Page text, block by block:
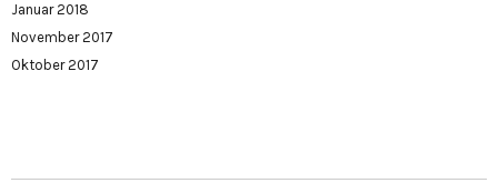
Januar 2018
November 2017
Oktober 2017